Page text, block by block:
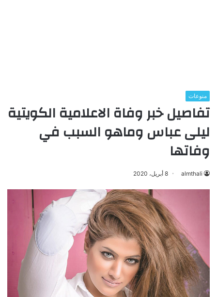
منوعات
تفاصيل خبر وفاة الاعلامية الكويتية
ليلى عباس وماهو السبب في
وفاتها
almthali 8 أبريل، 2020